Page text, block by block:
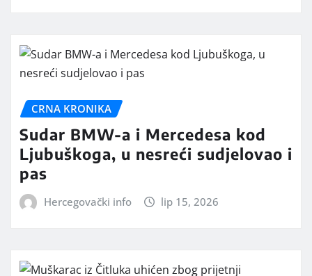
CRNA KRONIKA
Sudar BMW-a i Mercedesa kod
Ljubuškoga, u nesreći sudjelovao i
pas
Hercegovački info lip 15, 2026